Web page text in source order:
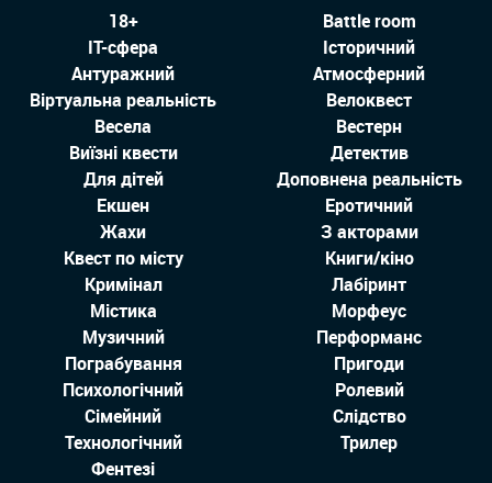
18+
Battle room
IT-сфера
Історичний
Антуражний
Атмосферний
Віртуальна реальність
Велоквест
Весела
Вестерн
Виїзні квести
Детектив
Для дітей
Доповнена реальність
Екшен
Еротичний
Жахи
З акторами
Квест по місту
Книги/кіно
Кримінал
Лабіринт
Містика
Морфеус
Музичний
Перформанс
Пограбування
Пригоди
Психологічний
Ролевий
Сімейний
Слідство
Технологiчний
Трилер
Фентезі